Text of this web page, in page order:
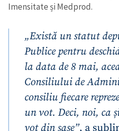
Imensitate și Medprod.
„Există un statut
Publice pentru
la data de 8 mai,
Consiliului de
consiliu fiecare
un vot. Deci, noi, ca
vot din șase”, a